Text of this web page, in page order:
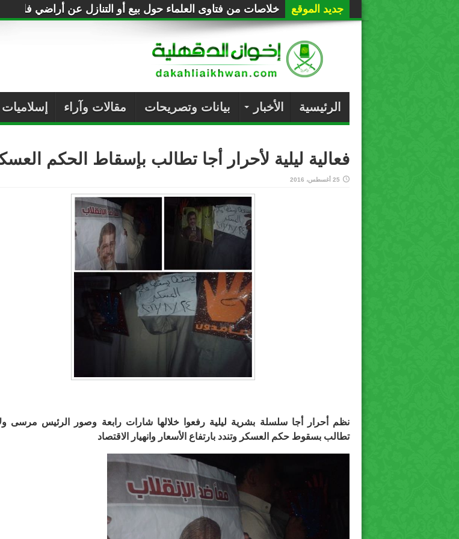
جديد الموقع خلاصات من فتاوى العلماء حول بيع أو التنازل عن أراضي فلسطين
الرئيسية الأخبار بيانات وتصريحات مقالات وآراء إسلاميات
فعالية ليلية لأحرار أجا تطالب بإسقاط الحكم
25 أغسطس، 2016
نظم أحرار أجا سلسلة بشرية ليلية رفعوا خلالها شارات رابعة وصور الرئيس مرسى
تطالب بسقوط حكم العسكر وتندد بارتفاع الأسعار وانهيار الاقتصاد